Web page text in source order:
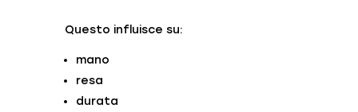
Questo influisce su:
mano
resa
durata